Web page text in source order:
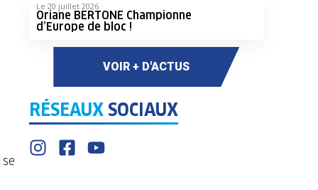
Le 20 juillet 2026
Oriane BERTONE Championne
d’Europe de bloc !
VOIR + D'ACTUS
RÉSEAUXSOCIAUX